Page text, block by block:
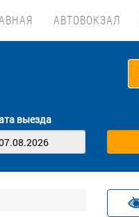
АВТОВОКЗАЛ
выезда